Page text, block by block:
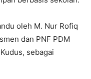
oleh M. Nur Rofiq
dan PNF PDM
sebagai